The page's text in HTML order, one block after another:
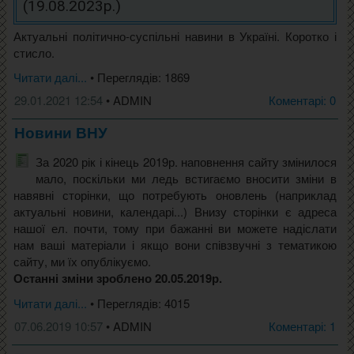
(19.08.2023р.)
Актуальні політично-суспільні навини в Україні. Коротко і
стисло.
Читати далі... • Переглядів: 1869
29.01.2021 12:54 • ADMIN Коментарі: 0
Новини ВНУ
За 2020 рік і кінець 2019р. наповнення сайту змінилося
мало, поскільки ми ледь встигаємо вносити зміни в
навявні сторінки, що потребують оновлень (наприклад
актуальні новини, календарі...) Внизу сторінки є адреса
нашої ел. почти, тому при бажанні ви можете надіслати
нам ваші матеріали і якщо вони співзвучні з тематикою
сайту, ми їх опублікуємо.
Останні зміни зроблено 20.05.2019р.
Читати далі... • Переглядів: 4015
07.06.2019 10:57 • ADMIN Коментарі: 1